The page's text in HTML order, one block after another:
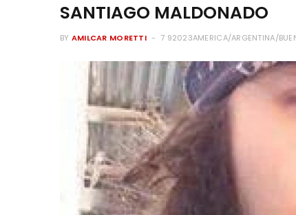
SANTIAGO MALDONADO
BY AMILCAR MORETTI 7 92023AMERICA/ARGENTINA/